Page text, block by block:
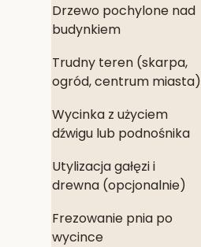
Drzewo pochylone nad
budynkiem
Trudny teren (skarpa,
ogród, centrum miasta)
Wycinka z użyciem
dźwigu lub podnośnika
Utylizacja gałęzi i
drewna (opcjonalnie)
Frezowanie pnia po
wycince